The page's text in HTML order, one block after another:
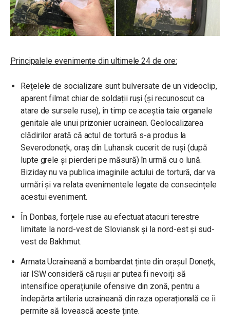
Principalele evenimente din ultimele 24 de ore:
Rețelele de socializare sunt bulversate de un videoclip,
aparent filmat chiar de soldații ruși (și recunoscut ca
atare de sursele ruse), în timp ce aceștia taie organele
genitale ale unui prizonier ucrainean. Geolocalizarea
clădirilor arată că actul de tortură s-a produs la
Severodonețk, oraș din Luhansk cucerit de ruși (după
lupte grele și pierderi pe măsură) în urmă cu o lună.
Biziday nu va publica imaginile actului de tortură, dar va
urmări și va relata evenimentele legate de consecințele
acestui eveniment.
În Donbas, forțele ruse au efectuat atacuri terestre
limitate la nord-vest de Sloviansk și la nord-est și sud-
vest de Bakhmut.
Armata Ucraineană a bombardat ținte din orașul Donețk,
iar ISW consideră că rușii ar putea fi nevoiți să
intensifice operațiunile ofensive din zonă, pentru a
îndepărta artileria ucraineană din raza operațională ce îi
permite să lovească aceste ținte.